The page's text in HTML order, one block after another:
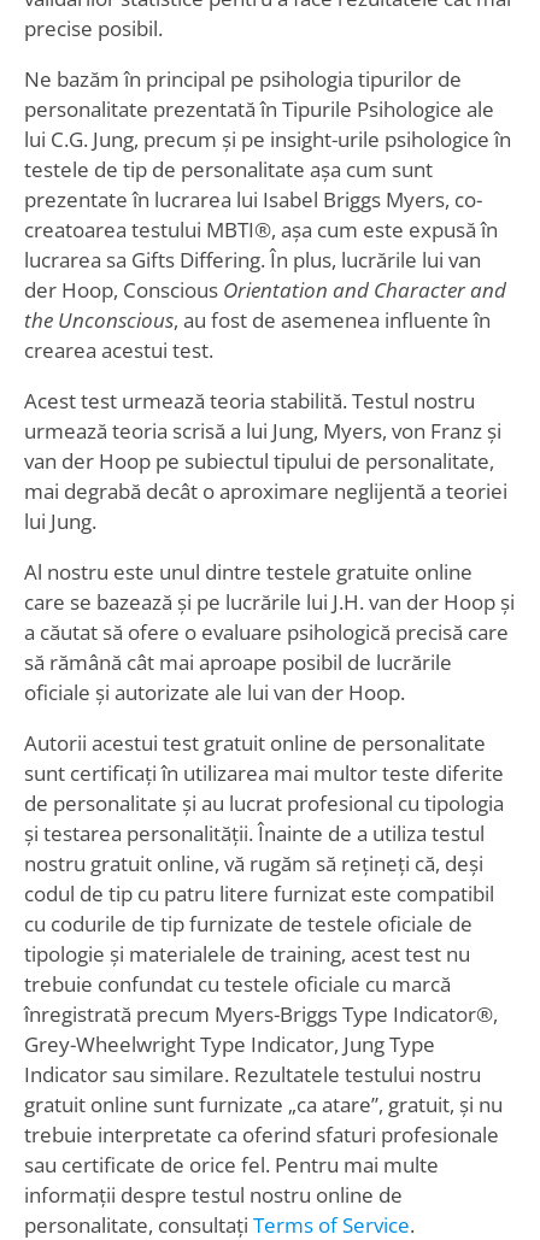
precise posibil.
Ne bazăm în principal pe psihologia tipurilor de
personalitate prezentată în Tipurile Psihologice ale
lui C.G. Jung, precum și pe insight-urile psihologice în
testele de tip de personalitate așa cum sunt
prezentate în lucrarea lui Isabel Briggs Myers, co-
creatoarea testului MBTI®, așa cum este expusă în
lucrarea sa Gifts Differing. În plus, lucrările lui van
der Hoop, Conscious Orientation and Character and
the Unconscious, au fost de asemenea influente în
crearea acestui test.
Acest test urmează teoria stabilită. Testul nostru
urmează teoria scrisă a lui Jung, Myers, von Franz și
van der Hoop pe subiectul tipului de personalitate,
mai degrabă decât o aproximare neglijentă a teoriei
lui Jung.
Al nostru este unul dintre testele gratuite online
care se bazează și pe lucrările lui J.H. van der Hoop și
a căutat să ofere o evaluare psihologică precisă care
să rămână cât mai aproape posibil de lucrările
oficiale și autorizate ale lui van der Hoop.
Autorii acestui test gratuit online de personalitate
sunt certificați în utilizarea mai multor teste diferite
de personalitate și au lucrat profesional cu tipologia
și testarea personalității. Înainte de a utiliza testul
nostru gratuit online, vă rugăm să rețineți că, deși
codul de tip cu patru litere furnizat este compatibil
cu codurile de tip furnizate de testele oficiale de
tipologie și materialele de training, acest test nu
trebuie confundat cu testele oficiale cu marcă
înregistrată precum Myers-Briggs Type Indicator®,
Grey-Wheelwright Type Indicator, Jung Type
Indicator sau similare. Rezultatele testului nostru
gratuit online sunt furnizate „ca atare”, gratuit, și nu
trebuie interpretate ca oferind sfaturi profesionale
sau certificate de orice fel. Pentru mai multe
informații despre testul nostru online de
personalitate, consultați Terms of Service.